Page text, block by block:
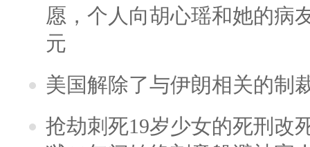
愿，个人向胡心瑶和她的病
元
美国解除了与伊朗相关的制
抢劫刺死19岁少女的死刑改